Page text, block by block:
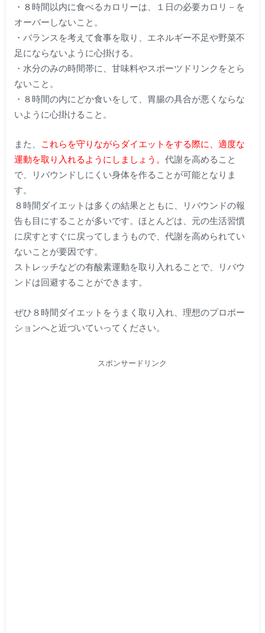
・８時間以内に食べるカロリーは、１日の必要カロリ－を
オーバーしないこと。
・バランスを考えて食事を取り、エネルギー不足や野菜不
足にならないように心掛ける。
・水分のみの時間帯に、甘味料やスポーツドリンクをとら
ないこと。
・８時間の内にどか食いをして、胃腸の具合が悪くならな
いように心掛けること。
また、
これらを守りながらダイエットをする際に、適度な
運動を取り入れるようにしましょう。 代謝を高めること
で、リバウンドしにくい身体を作ることが可能となりま
す。
８時間ダイエットは多くの結果とともに、リバウンドの報
告も目にすることが多いです。ほとんどは、元の生活習慣
に戻すとすぐに戻ってしまうもので、代謝を高められてい
ないことが要因です。
ストレッチなどの有酸素運動を取り入れることで、リバウ
ンドは回避することができます。
ぜひ８時間ダイエットをうまく取り入れ、理想のプロポー
ションへと近づいていってください。
スポンサードリンク